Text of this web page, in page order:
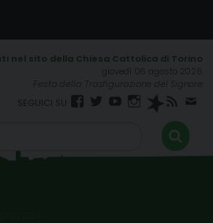
giovedì 06 agosto 2026
Festa della Trasfigurazione del Signore
Facebook
TwitterYouTube
Instagram
Spreaker
RSS
FEED